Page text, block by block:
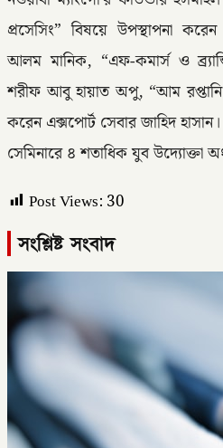
প্রসেসিং” বিষয়ে উপস্থাপনা
আলম মানিক, “এফ-কমার্স ও
শরীফ আবু হায়াত অপু, “আম রপ্তানি
করেন এক্সপোর্ট সেবার জাহিদ হাসান।
সেমিনারে ৪ শতাধিক যুব উদ্যোক্তা
Post Views: 30
সংশ্লিষ্ট সংবাদ